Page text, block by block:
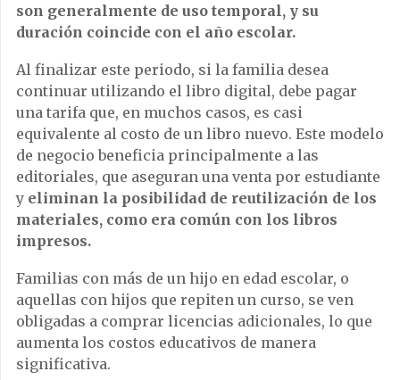
son generalmente de uso temporal, y su
duración coincide con el año escolar.
Al finalizar este periodo, si la familia desea
continuar utilizando el libro digital, debe pagar
una tarifa que, en muchos casos, es casi
equivalente al costo de un libro nuevo. Este modelo
de negocio beneficia principalmente a las
editoriales, que aseguran una venta por estudiante
y eliminan la posibilidad de reutilización de los
materiales, como era común con los libros
impresos.
Familias con más de un hijo en edad escolar, o
aquellas con hijos que repiten un curso, se ven
obligadas a comprar licencias adicionales, lo que
aumenta los costos educativos de manera
significativa.